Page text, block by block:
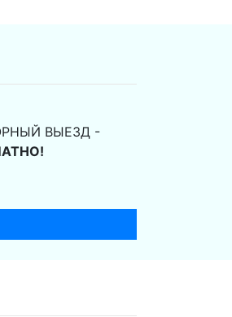
ВЫЕЗД -